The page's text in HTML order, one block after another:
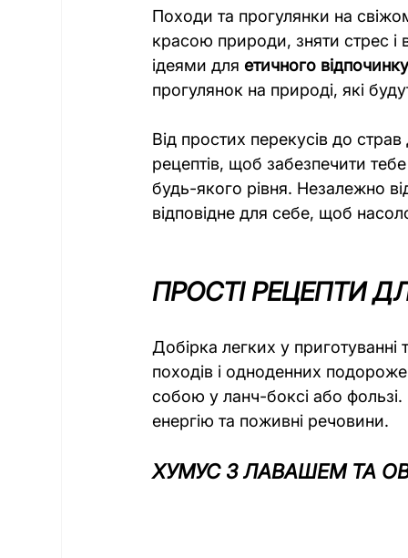
Походи та прогулянки на
красою природи, зняти стрес і
ідеями для етичного
прогулянок на природі, які
Від простих перекусів до
рецептів, щоб забезпечити
будь-якого рівня. Незалежно
відповідне для себе, щоб
ПРОСТІ РЕЦЕПТИ
Добірка легких у приготуванні
походів і одноденних
собою у ланч-боксі або
енергію та поживні речовини.
ХУМУС З ЛАВАШЕМ ТА